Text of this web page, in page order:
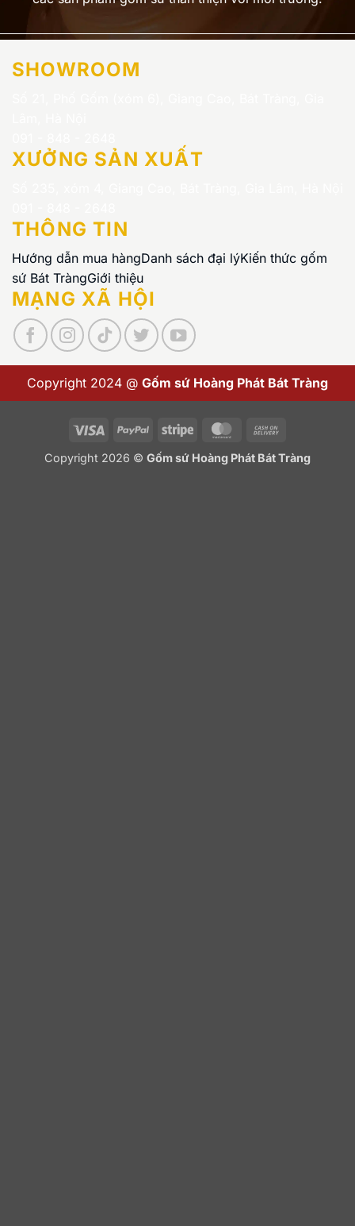
SHOWROOM
XƯỞNG SẢN XUẤT
THÔNG TIN
Hướng dẫn mua hàngDanh sách đại lýKiến thức gốm
sứ Bát TràngGiới thiệu
MẠNG XÃ HỘI
Copyright 2024 @ Gốm sứ Hoàng Phát Bát Tràng
Visa PayPal Stripe MasterCard
Delivery
Copyright 2026 © Gốm sứ Hoàng Phát Bát Tràng